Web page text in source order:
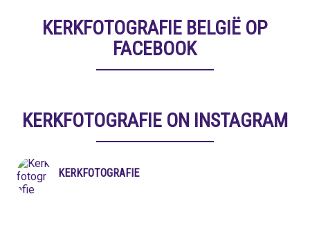
KERKFOTOGRAFIE BELGIË OP
FACEBOOK
KERKFOTOGRAFIE ON INSTAGRAM
KERKFOTOGRAFIE